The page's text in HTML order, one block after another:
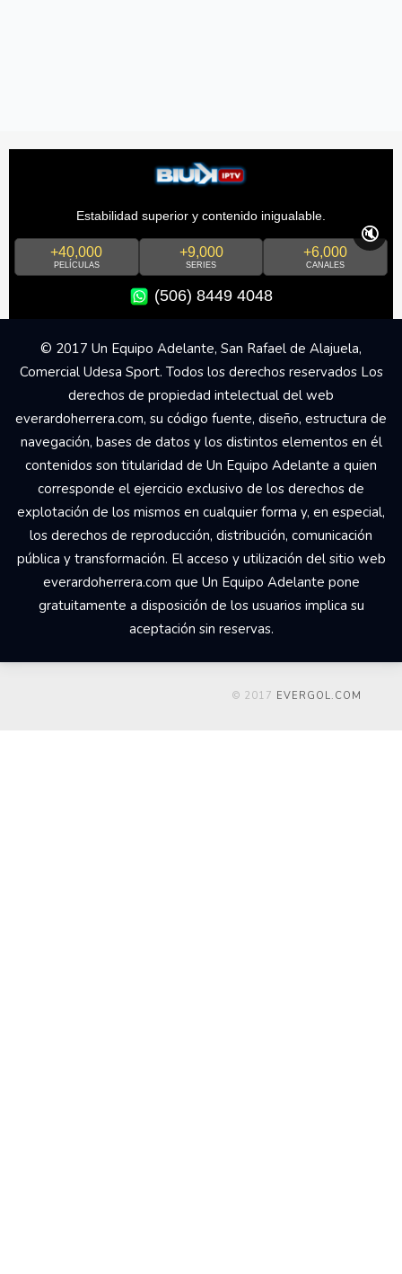
Estabilidad superior y contenido inigualable.
+40,000
PELÍCULAS
+9,000
SERIES
+6,000
CANALES
(506) 8449 4048
🔇
© 2017 Un Equipo Adelante, San Rafael de Alajuela,
Comercial Udesa Sport. Todos los derechos reservados Los
derechos de propiedad intelectual del web
everardoherrera.com, su código fuente, diseño, estructura de
navegación, bases de datos y los distintos elementos en él
contenidos son titularidad de Un Equipo Adelante a quien
corresponde el ejercicio exclusivo de los derechos de
explotación de los mismos en cualquier forma y, en especial,
los derechos de reproducción, distribución, comunicación
pública y transformación. El acceso y utilización del sitio web
everardoherrera.com que Un Equipo Adelante pone
gratuitamente a disposición de los usuarios implica su
aceptación sin reservas.
© 2017 EVERGOL.COM